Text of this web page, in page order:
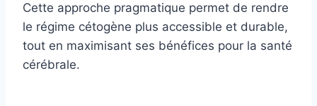
Cette approche pragmatique permet de rendre
le régime cétogène plus accessible et durable,
tout en maximisant ses bénéfices pour la santé
cérébrale.